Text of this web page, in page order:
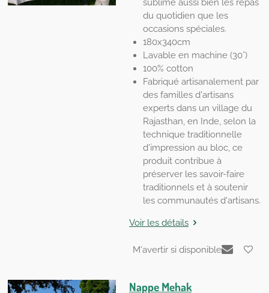
du quotidien que les
occasions spéciales.
180x340cm
Lavable en machine (30°)
100% cotton
Fabriqué artisanalement par
des familles d'artisans
experts dans un village du
Rajasthan, en Inde, selon la
technique traditionnelle
d'impression au bloc, ce
produit contribue à
préserver les savoir-faire
traditionnels et à soutenir
les communautés d'artisans.
Voir les détails
M'avertir si disponible
Nappe Mehak